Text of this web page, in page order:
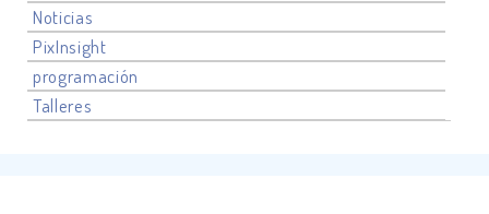
Noticias
PixInsight
programación
Talleres